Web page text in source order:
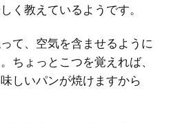
く教えているようです。
て、空気を含ませるように
ちょっとこつを覚えれば、
しいパンが焼けますから